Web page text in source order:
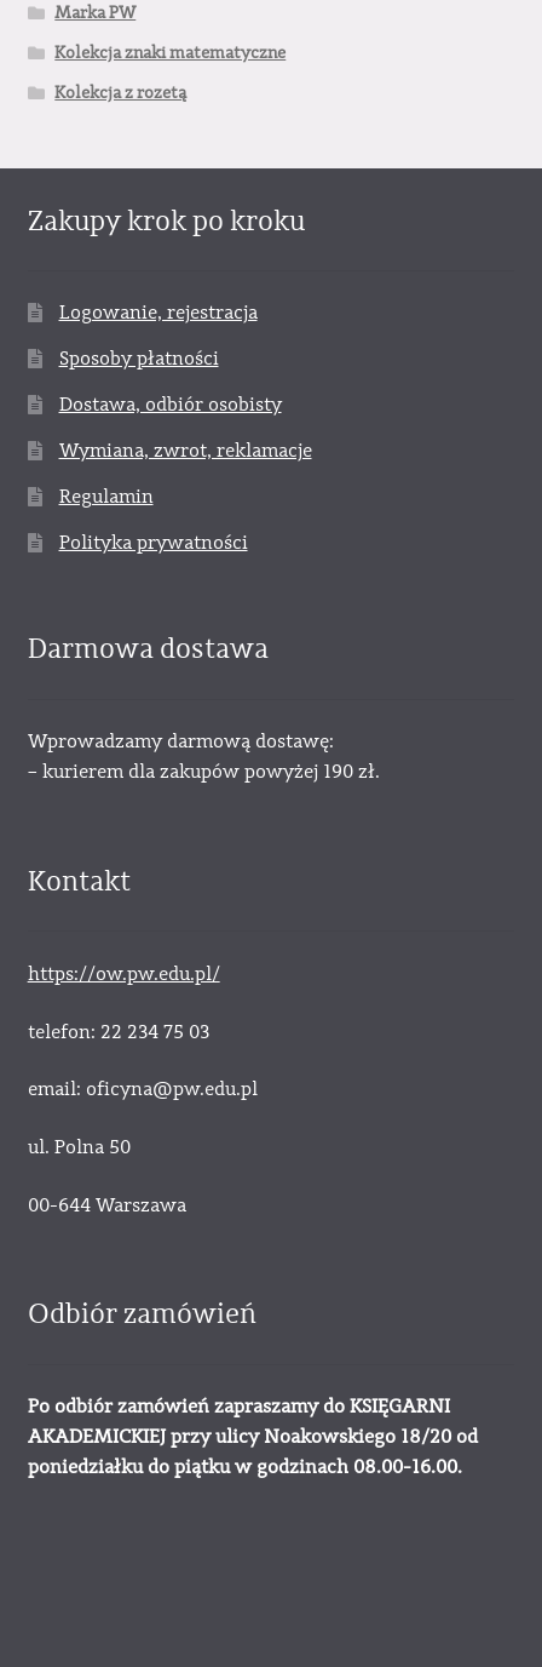
Marka PW
Kolekcja znaki matematyczne
Kolekcja z rozetą
Zakupy krok po kroku
Logowanie, rejestracja
Sposoby płatności
Dostawa, odbiór osobisty
Wymiana, zwrot, reklamacje
Regulamin
Polityka prywatności
Darmowa dostawa
Wprowadzamy darmową dostawę:
– kurierem dla zakupów powyżej 190 zł.
Kontakt
https://ow.pw.edu.pl/
telefon: 22 234 75 03
email: oficyna@pw.edu.pl
ul. Polna 50
00-644 Warszawa
Odbiór zamówień
Po odbiór zamówień zapraszamy do KSIĘGARNI
AKADEMICKIEJ przy ulicy Noakowskiego 18/20 od
poniedziałku do piątku w godzinach 08.00-16.00.